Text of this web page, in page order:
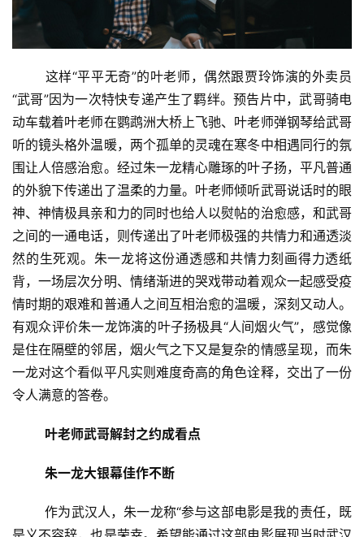
“武哥”因为一次特快专递产生了羁绊。预告片中，武哥骑电
动车载着叶老师在鹦鹉洲大桥上飞驰、叶老师弹钢琴给武哥
听的镜头格外温暖，两个孤单的灵魂在寒冬中相遇同行的氛
围让人倍感治愈。经过朱一龙精心雕琢的叶子扬，平凡普通
的外貌下传递出了温柔的力量。叶老师倾听武哥说话时的眼
神、神情极具亲和力的同时也给人以熨帖的治愈感，和武哥
之间的一通电话，则传递出了叶老师极强的共情力和通透淡
然的生死观。朱一龙将这份通透感和共情力刻画得力透纸
背，一场层次分明、情绪渐进的哭戏带动着观众一起感受疫
情时期的艰难和普通人之间互相治愈的温暖，深刻又动人。
有观众评价朱一龙饰演的叶子扬极具“人间烟火气”，感觉像
是住在隔壁的邻居，烟火气之下又是复杂的情感呈现，而朱
一龙对这个看似平凡实则难度奇高的角色诠释，交出了一份
令人满意的答卷。
叶老师武哥解封之约成看点
朱一龙大银幕佳作不断
	作为武汉人，朱一龙称“参与这部电影是我的责任，既